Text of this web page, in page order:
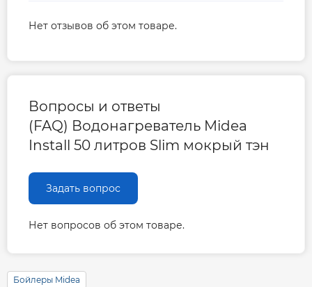
Нет отзывов об этом товаре.
Вопросы и ответы
(FAQ) Водонагреватель Midea
Install 50 литров Slim мокрый тэн
Задать вопрос
Нет вопросов об этом товаре.
Бойлеры Midea